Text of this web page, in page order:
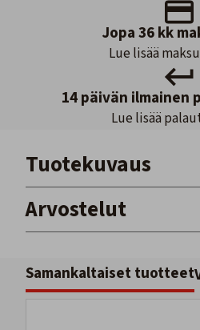
Jopa 36 kk
Lue lisää
14 päivän ilmainen
Lue lisää
Tuotekuvaus
Arvostelut
Samankaltaiset tuotteet